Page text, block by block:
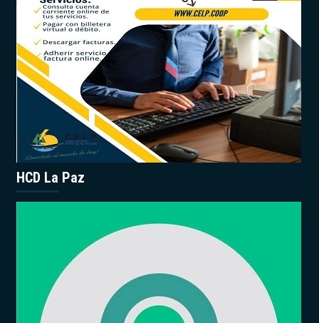
HCD La Paz